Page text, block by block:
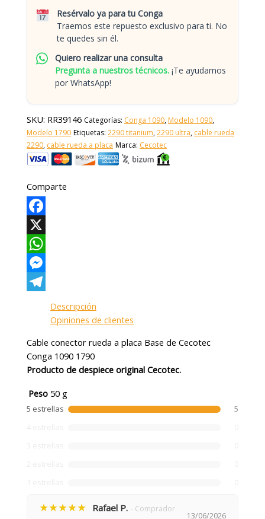
Resérvalo ya para tu Conga
Traemos este repuesto exclusivo para ti. No
te quedes sin él.
Quiero realizar una consulta
Pregunta a nuestros técnicos. ¡Te ayudamos
por WhatsApp!
SKU: RR39146 Categorías: Conga 1090, Modelo 1090,
Modelo 1790 Etiquetas:2290 titanium,2290 ultra, cable rueda
2290, cable rueda a placa Marca: Cecotec
Comparte
Facebook
X
WhatsApp
Messenger
Descripción
Opiniones de clientes
Cable conector rueda a placa Base de Cecotec
Conga 1090 1790
Producto de despiece original Cecotec.
Peso 50 g
5 estrellas
5
★★★★★ Rafael P. - Comprador
13/06/2026